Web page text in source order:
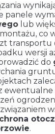
panele
lub
co
wersji
do
.